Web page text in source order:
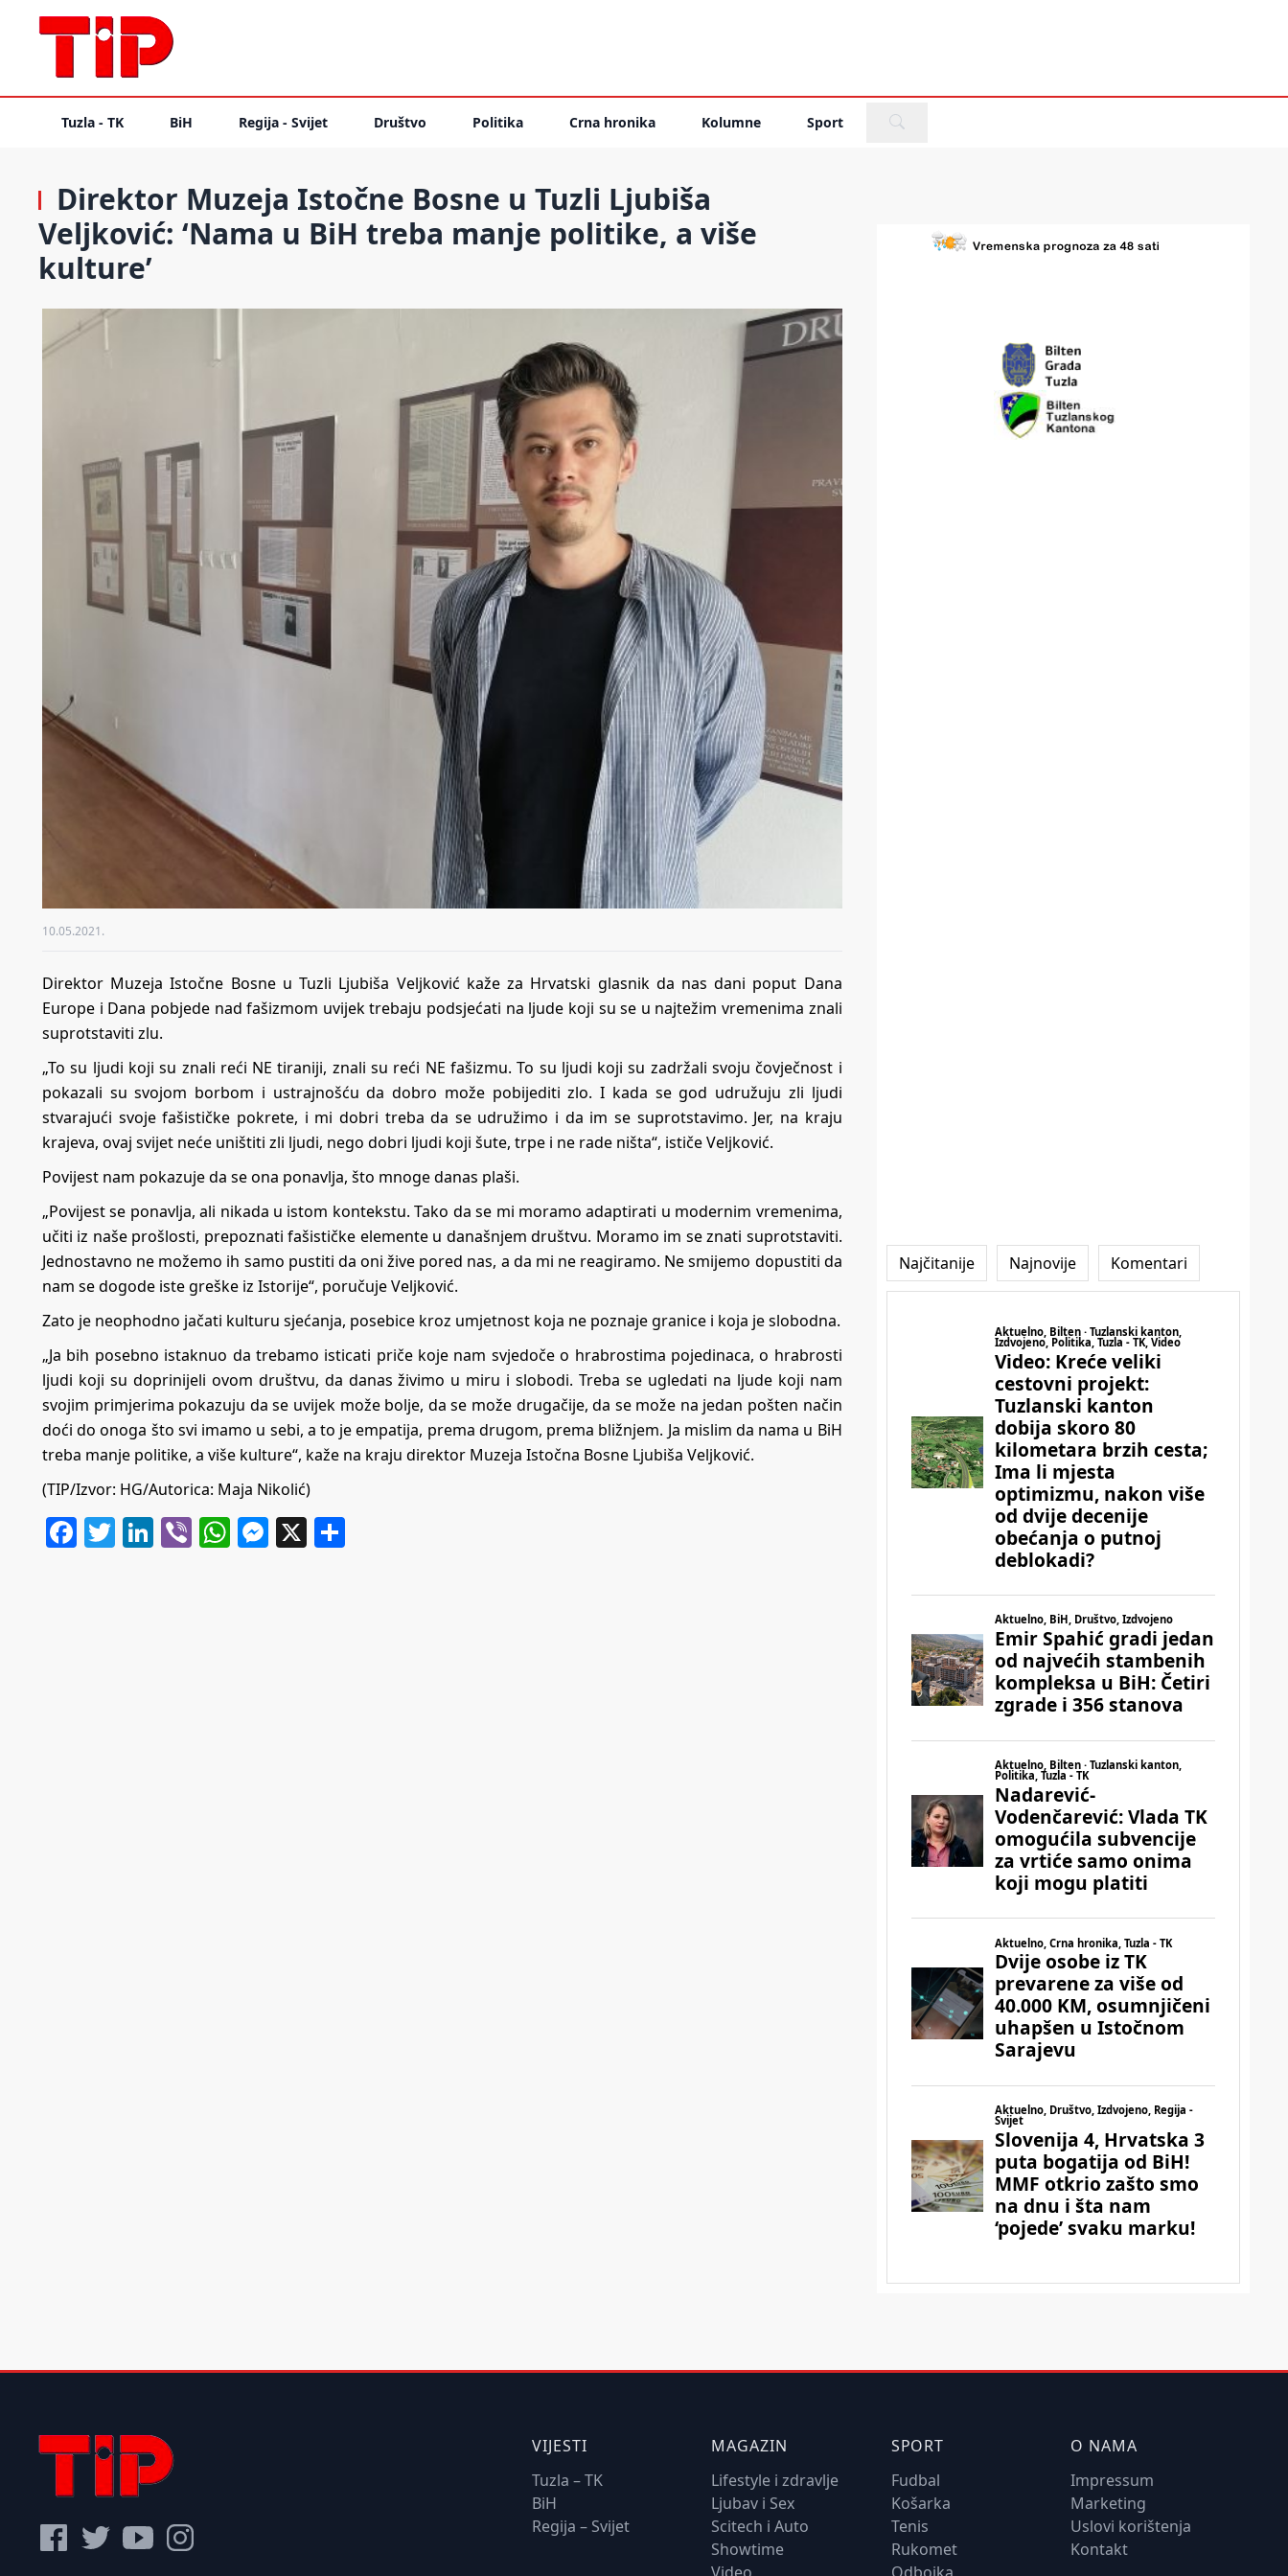
Tuzla - TK BiH Regija - Svijet Društvo Politika Crna hronika Kolumne Sport
Direktor Muzeja Istočne Bosne u Tuzli Ljubiša
Veljković: ‘Nama u BiH treba manje politike, a više
kulture’
10.05.2021.
Direktor Muzeja Istočne Bosne u Tuzli Ljubiša Veljković kaže za Hrvatski glasnik da nas dani poput Dana
Europe i Dana pobjede nad fašizmom uvijek trebaju podsjećati na ljude koji su se u najtežim vremenima znali
suprotstaviti zlu.
„To su ljudi koji su znali reći NE tiraniji, znali su reći NE fašizmu. To su ljudi koji su zadržali svoju čovječnost i
pokazali su svojom borbom i ustrajnošću da dobro može pobijediti zlo. I kada se god udružuju zli ljudi
stvarajući svoje fašističke pokrete, i mi dobri treba da se udružimo i da im se suprotstavimo. Jer, na kraju
krajeva, ovaj svijet neće uništiti zli ljudi, nego dobri ljudi koji šute, trpe i ne rade ništa“, ističe Veljković.
Povijest nam pokazuje da se ona ponavlja, što mnoge danas plaši.
„Povijest se ponavlja, ali nikada u istom kontekstu. Tako da se mi moramo adaptirati u modernim vremenima,
učiti iz naše prošlosti, prepoznati fašističke elemente u današnjem društvu. Moramo im se znati suprotstaviti.
Jednostavno ne možemo ih samo pustiti da oni žive pored nas, a da mi ne reagiramo. Ne smijemo dopustiti da
nam se dogode iste greške iz Istorije“, poručuje Veljković.
Zato je neophodno jačati kulturu sjećanja, posebice kroz umjetnost koja ne poznaje granice i koja je slobodna.
„Ja bih posebno istaknuo da trebamo isticati priče koje nam svjedoče o hrabrostima pojedinaca, o hrabrosti
ljudi koji su doprinijeli ovom društvu, da danas živimo u miru i slobodi. Treba se ugledati na ljude koji nam
svojim primjerima pokazuju da se uvijek može bolje, da se može drugačije, da se može na jedan pošten način
doći do onoga što svi imamo u sebi, a to je empatija, prema drugom, prema bližnjem. Ja mislim da nama u BiH
treba manje politike, a više kulture“, kaže na kraju direktor Muzeja Istočna Bosne Ljubiša Veljković.
(TIP/Izvor: HG/Autorica: Maja Nikolić)
Facebook
Twitter
LinkedIn
ViberWhatsApp
Messenger
X
Najčitanije Najnovije Komentari
VIJESTI
Tuzla – TK
BiH
Regija – Svijet
MAGAZIN
Lifestyle i zdravlje
Ljubav i Sex
Scitech i Auto
Showtime
Video
SPORT
Fudbal
Košarka
Tenis
Rukomet
Odbojka
O NAMA
Impressum
Marketing
Uslovi korištenja
Kontakt